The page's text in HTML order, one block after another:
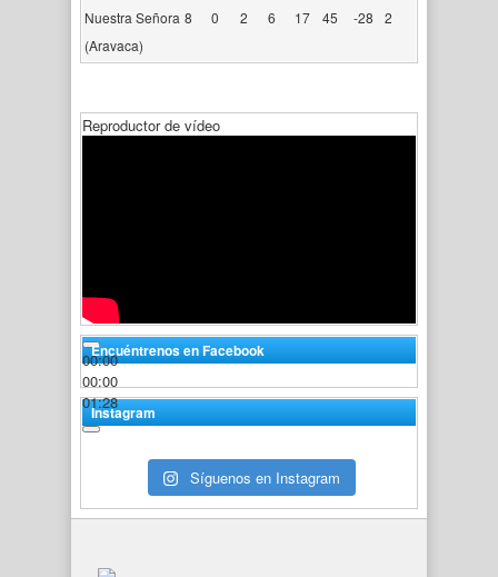
Nuestra Señora
(Aravaca)
8 0 2 6 17 45 -28 2
Reproductor de vídeo
00:00
00:00
01:28
Encuéntrenos en Facebook
Instagram
Síguenos en Instagram